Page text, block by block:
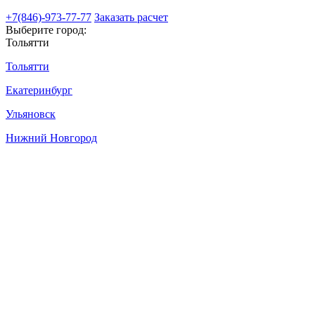
+7(846)-973-77-77 Заказать расчет
Выберите город:
Тольятти
Тольятти
Екатеринбург
Ульяновск
Нижний Новгород